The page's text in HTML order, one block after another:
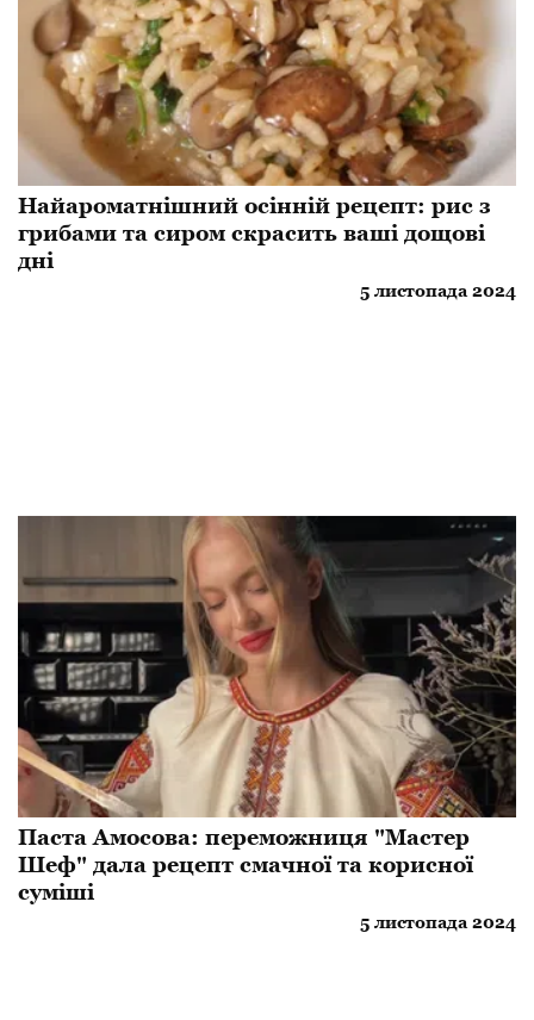
Найароматнішний осінній рецепт: рис з
грибами та сиром скрасить ваші дощові
дні
5 листопада 2024
Паста Амосова: переможниця "Мастер
Шеф" дала рецепт смачної та корисної
суміші
5 листопада 2024